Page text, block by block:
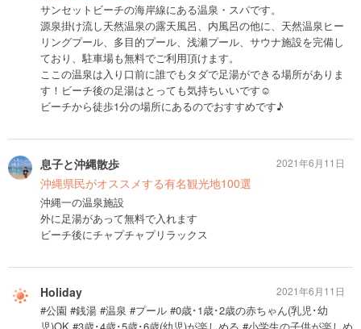
サンセットビーチの海岸線にある温泉・スパです。
源泉掛け流し天然温泉の露天風呂、内風呂の他に、天然温泉ヒー
リングプール、多目的プール、浅瀬プール、サウナ施設を完備し
ており、駐車場も無料でご利用頂けます。
ここの温泉は入り口前に誰でもタダで足湯ができる場所がありま
す！ビーチ後の足湯はとっても気持ちいいです☺️
ビーチから徒歩1分の場所にあるのでおすすめです♪
息子と沖縄散歩
沖縄県民がオススメする有名観光地100選
沖縄一の温泉施設
外に足湯があって無料で入れます
ビーチ後にチャプチャプリラックス
2021年6月11日
Holiday
#公園 #銭湯 #温泉 #プール #0歳･1歳･2歳の赤ちゃん(乳児･幼
児)OK #3歳･4歳･5歳･6歳(幼児)が楽しめる #小学生の子供が楽しめ
2021年6月11日